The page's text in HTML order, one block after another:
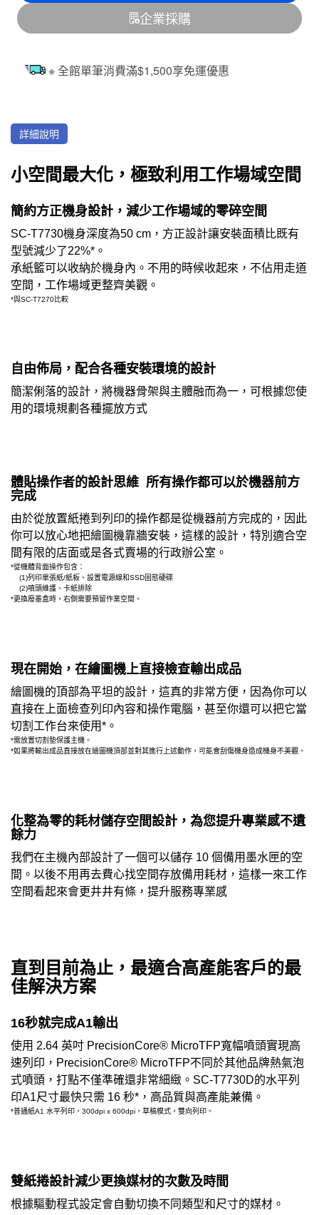
企業採購
※ 全館單筆消費滿$1,500享免運優惠
詳細說明
小空間最大化，極致利用工作場域空間
簡約方正機身設計，減少工作場域的零碎空間
SC-T7730機身深度為50 cm，方正設計讓安裝面積比既有
型號減少了22%*。
承紙籃可以收納於機身內。不用的時候收起來，不佔用走道
空間，工作場域更整齊美觀。
*與SC-T7270比較
自由佈局，配合各種安裝環境的設計
簡潔俐落的設計，將機器骨架與主體融而為一，可根據您使
用的環境規劃各種擺放方式
體貼操作者的設計思維 所有操作都可以於機器前方
完成
由於從放置紙捲到列印的操作都是從機器前方完成的，因此
你可以放心地把繪圖機靠牆安裝，這樣的設計，特別適合空
間有限的店面或是各式賣場的行政辦公室。
*從機體背面操作包含：
(1)列印單張紙/紙板、設置電源線和SSD固態硬碟
(2)噴頭維護、卡紙排除
*更換廢墨盒時，右側需要預留作業空間。
現在開始，在繪圖機上直接檢查輸出成品
繪圖機的頂部為平坦的設計，這真的非常方便，因為你可以
直接在上面檢查列印內容和操作電腦，甚至你還可以把它當
切割工作台來使用*。
*需放置切割墊保護主機。
*如果將輸出成品直接放在繪圖機頂部並對其進行上述動作，可能會刮傷機身造成機身不美觀。
化整為零的耗材儲存空間設計，為您提升專業感不遺
餘力
我們在主機內部設計了一個可以儲存 10 個備用墨水匣的空
間。以後不用再去費心找空間存放備用耗材，這樣一來工作
空間看起來會更井井有條，提升服務專業感
直到目前為止，最適合高產能客戶的最
佳解決方案
16秒就完成A1輸出
使用 2.64 英吋 PrecisionCore® MicroTFP寬幅噴頭實現高
速列印，PrecisionCore® MicroTFP不同於其他品牌熱氣泡
式噴頭，打點不僅準確還非常細緻。SC-T7730D的水平列
印A1尺寸最快只需 16 秒*，高品質與高產能兼備。
*普通紙A1 水平列印，300dpi x 600dpi，草稿模式，雙向列印。
雙紙捲設計減少更換媒材的次數及時間
根據驅動程式設定會自動切換不同類型和尺寸的媒材。